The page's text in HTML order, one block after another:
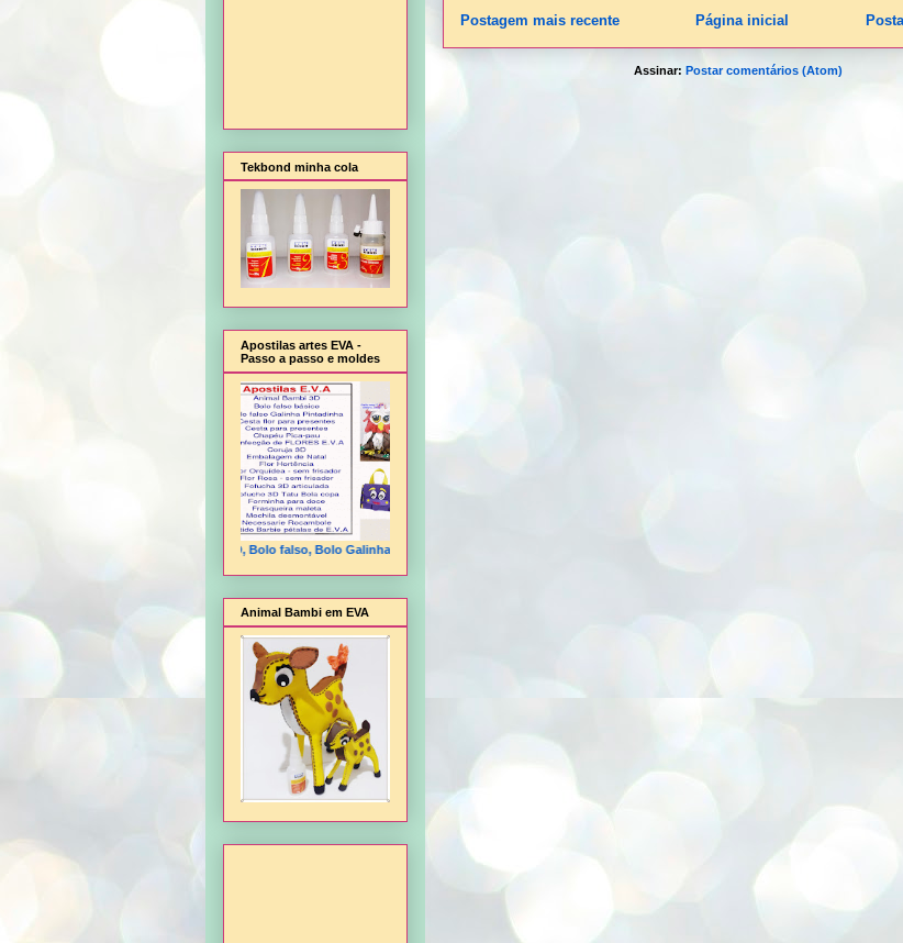
Postagem mais recente Página inicial
Assinar: Postar comentários (Atom)
Tekbond minha cola
Apostilas artes EVA -
Passo a passo e moldes
Animal Bambi 3D, Bolo falso, Bolo Galinha Pintadinha, Cesta flor, Cesta para presentes, Chapéu Pica-pau, Confecção de FLORES
Animal Bambi em EVA